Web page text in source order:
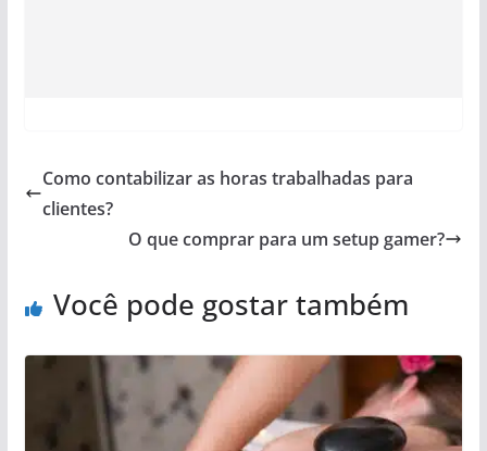
Como contabilizar as horas trabalhadas para
clientes?
O que comprar para um setup gamer?
Você pode gostar também